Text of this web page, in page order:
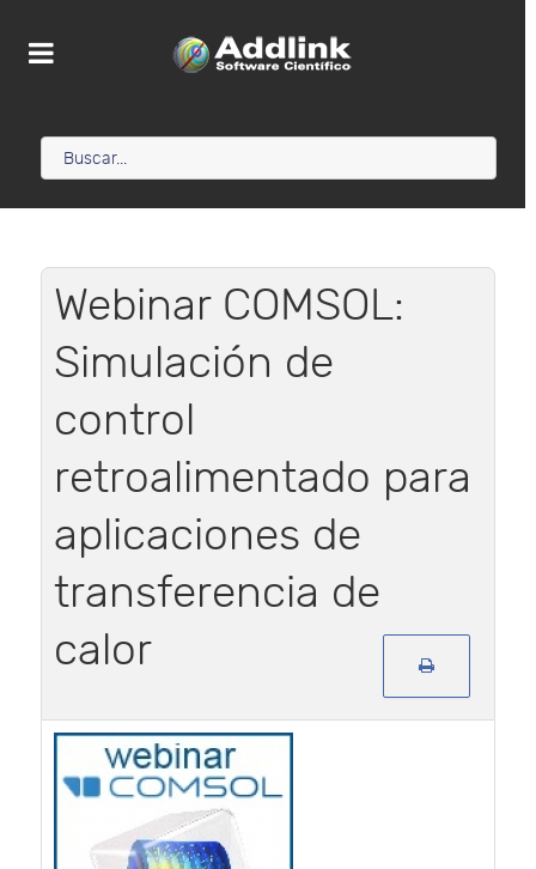
Webinar COMSOL:
Simulación de
control
retroalimentado para
aplicaciones de
transferencia de
calor